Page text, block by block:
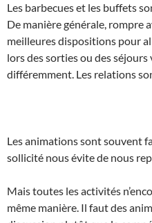
Les barbecues et les buffets
De manière générale, rompre
meilleures dispositions pour
lors des sorties ou des
différemment. Les relations
Les animations sont souvent
sollicité nous évite de nous
Mais toutes les activités
même manière. Il faut des